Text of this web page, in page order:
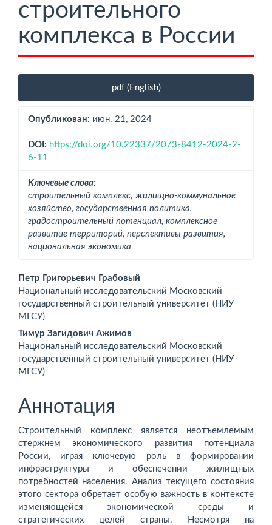
строительного
комплекса в России
Боковая
панель
статьи
pdf (English)
Опубликован: июн. 21, 2024
DOI: https://doi.org/10.22337/2073-8412-2024-2-
6-11
Ключевые слова:
строительный комплекс, жилищно-коммунальное
хозяйство, государственная политика,
градостроительный потенциал, комплексное
развитие территорий, перспективы развития,
национальная экономика
Основное
содержимое
статьи
Петр Григорьевич Грабовый
Национальный исследовательский Московский
государственный строительный университет (НИУ
МГСУ)
Тимур Загидович Ажимов
Национальный исследовательский Московский
государственный строительный университет (НИУ
МГСУ)
Аннотация
Строительный комплекс является неотъемлемым
стержнем экономического развития потенциала
России, играя ключевую роль в формировании
инфраструктуры и обеспечении жилищных
потребностей населения. Анализ текущего состояния
этого сектора обретает особую важность в контексте
изменяющейся экономической среды и
стратегических целей страны. Несмотря на